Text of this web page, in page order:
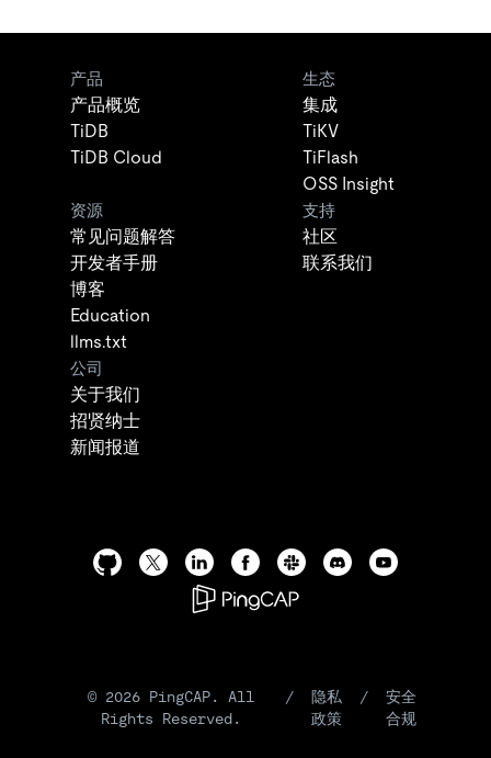
产品
产品概览
TiDB
TiDB Cloud
生态
集成
TiKV
TiFlash
OSS Insight
资源
常见问题解答
开发者手册
博客
Education
llms.txt
支持
社区
联系我们
公司
关于我们
招贤纳士
新闻报道
© 2026 PingCAP. All
Rights Reserved.
/
隐私
政策
/
安全
合规